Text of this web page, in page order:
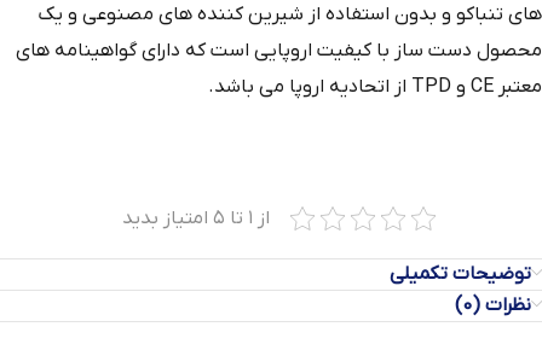
های تنباکو و بدون استفاده از شیرین‌ کننده‌ های مصنوعی و یک
محصول دست‌ ساز با کیفیت اروپایی است که دارای گواهینامه‌ های
معتبر CE و TPD از اتحادیه اروپا می باشد.
از ۱ تا ۵ امتیاز بدید
توضیحات تکمیلی
نظرات (0)